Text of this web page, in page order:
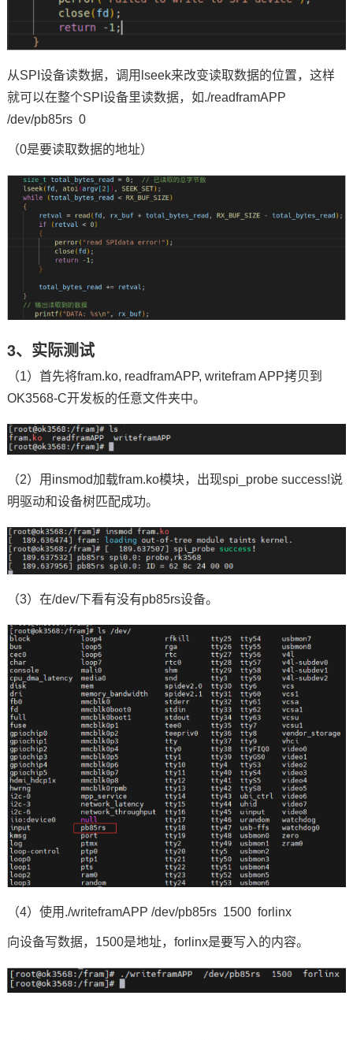
从SPI设备读数据，调用lseek来改变读取数据的位置，这样
就可以在整个SPI设备里读数据，如./readframAPP
/dev/pb85rs 0
（0是要读取数据的地址）
3、实际测试
（1）首先将fram.ko, readframAPP, writefram APP拷贝到
OK3568-C开发板的任意文件夹中。
（2）用insmod加载fram.ko模块，出现spi_probe success!说
明驱动和设备树匹配成功。
（3）在/dev/下看有没有pb85rs设备。
（4）使用./writeframAPP /dev/pb85rs 1500 forlinx
向设备写数据，1500是地址，forlinx是要写入的内容。